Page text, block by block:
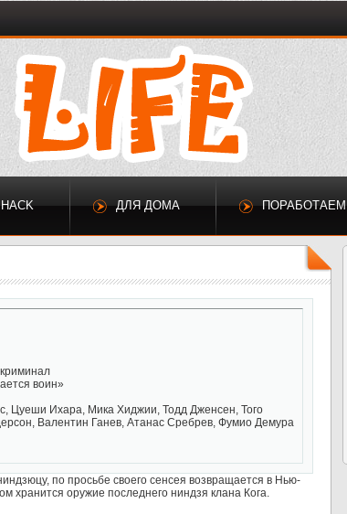
ДЛЯ ДОМА ПОРАБОТАЕМ
воин»
Цуеши Ихара, Мика Хиджии, Тодд Дженсен, Того
Валентин Ганев, Атанас Сребрев, Фумио Демура
по просьбе своего сенсея возвращается в Нью-
хранится оружие последнего ниндзя клана Кога.